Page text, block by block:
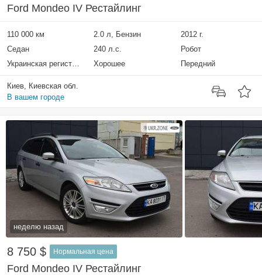
Ford Mondeo IV Рестайлинг
110 000 км 2.0 л, Бензин
2012 г.
Седан
240 л.с.
Робот
Украинская регистрация
Хорошее Передний
Киев, Киевская обл.
В вашем городе
неделю назад
8 750 $ Нормальная цена
Ford Mondeo IV Рестайлинг